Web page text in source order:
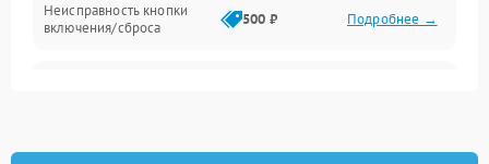
Неисправность кнопки
включения/сброса
500 ₽ Подробнее →
процессора